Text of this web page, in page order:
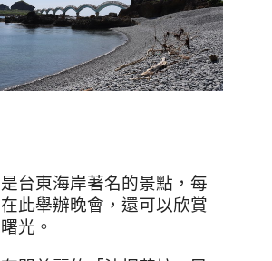
是台東海岸著名的景點，每
此舉辦晚會，還可以欣賞
光。